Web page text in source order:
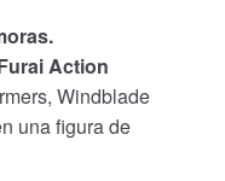
Action
, Windblade
una figura de